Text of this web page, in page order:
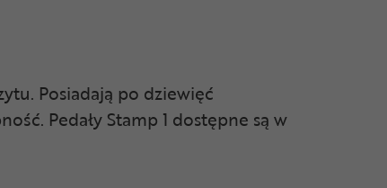
Posiadają po dziewięć
Pedały Stamp 1 dostępne są w